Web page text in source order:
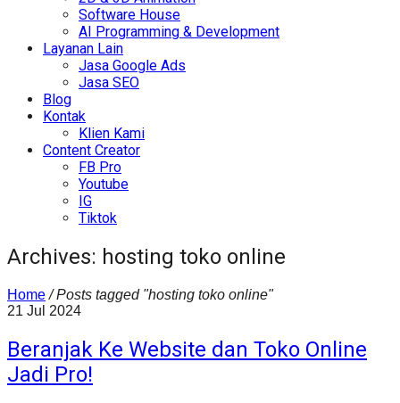
Software House
AI Programming & Development
Layanan Lain
Jasa Google Ads
Jasa SEO
Blog
Kontak
Klien Kami
Content Creator
FB Pro
Youtube
IG
Tiktok
Archives: hosting toko online
Home / Posts tagged "hosting toko online"
21 Jul 2024
Beranjak Ke Website dan Toko Online
Jadi Pro!